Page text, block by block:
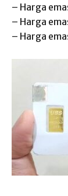
– Harga
– Harga
– Harga